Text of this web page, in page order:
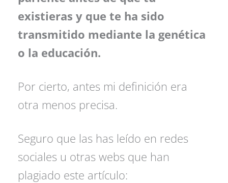
existieras y que te ha sido
transmitido mediante la genética
o la educación.
Por cierto, antes mi definición era
otra menos precisa.
Seguro que las has leído en redes
sociales u otras webs que han
plagiado este artículo: